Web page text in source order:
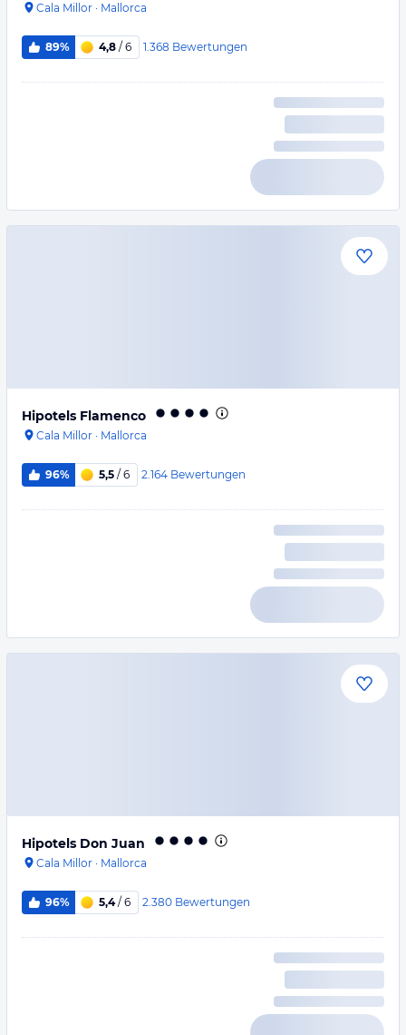
Cala Millor · Mallorca
89% 4,8 / 6 1.368 Bewertungen
Hipotels Flamenco
Cala Millor · Mallorca
96% 5,5 / 6 2.164 Bewertungen
Hipotels Don Juan
Cala Millor · Mallorca
96% 5,4/ 6 2.380 Bewertungen